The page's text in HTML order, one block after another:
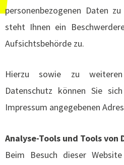
personenbezogenen Daten
steht Ihnen ein
Aufsichtsbehörde zu.
Hierzu sowie zu
Datenschutz können Sie
Impressum angegebenen
Analyse-Tools und Tools
Beim Besuch dieser